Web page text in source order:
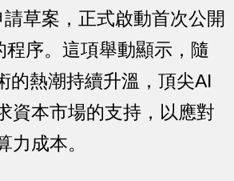
草案，正式啟動首次公開
程序。這項舉動顯示，隨
的熱潮持續升溫，頂尖AI
資本市場的支持，以應對
力成本。